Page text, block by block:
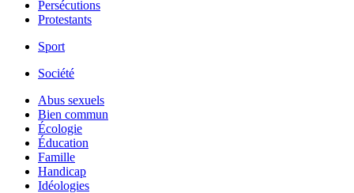
Persécutions
Protestants
Sport
Société
Abus sexuels
Bien commun
Écologie
Éducation
Famille
Handicap
Idéologies